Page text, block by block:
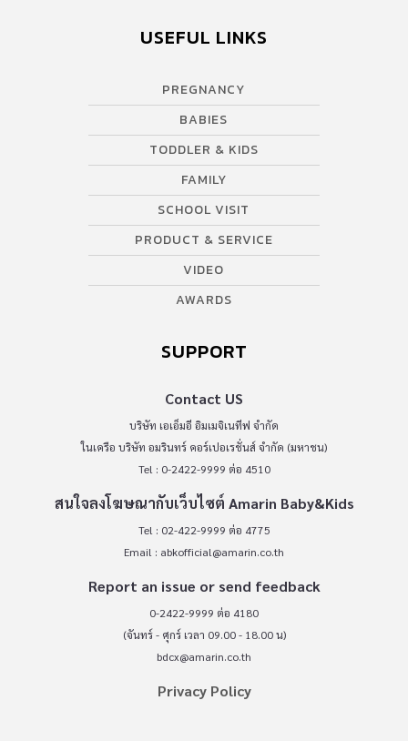
USEFUL LINKS
PREGNANCY
BABIES
TODDLER & KIDS
FAMILY
SCHOOL VISIT
PRODUCT & SERVICE
VIDEO
AWARDS
SUPPORT
Contact US
บริษัท เอเอ็มอี อิมเมจิเนทีฟ จำกัด
ในเครือ บริษัท อมรินทร์ คอร์เปอเรชั่นส์ จำกัด (มหาชน)
Tel : 0-2422-9999 ต่อ 4510
สนใจลงโฆษณากับเว็บไซต์ Amarin Baby&Kids
Tel : 02-422-9999 ต่อ 4775
Email : abkofficial@amarin.co.th
Report an issue or send feedback
0-2422-9999 ต่อ 4180
(จันทร์ - ศุกร์ เวลา 09.00 - 18.00 น)
bdcx@amarin.co.th
Privacy Policy